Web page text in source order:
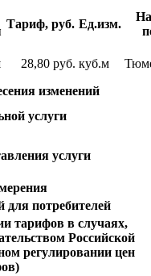
Тариф, руб. Ед.изм.
28,80 руб. куб.м
изменений
услуги
услуги
потребителей
тарифов в случаях,
Российской
регулировании цен